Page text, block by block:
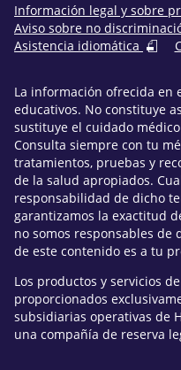
Información legal y sobre
Aviso sobre no
Asistencia idiomática
La información ofrecida en
educativos. No constituye
sustituye el cuidado
Consulta siempre con tu
tratamientos, pruebas y
de la salud apropiados.
responsabilidad de dicho
garantizamos la exactitud
no somos responsables de
de este contenido es a tu
Los productos y servicios
proporcionados
subsidiarias operativas de
una compañía de reserva